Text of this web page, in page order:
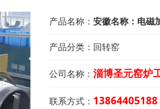
产品名称： 安徽名称：电磁
产品分类： 回转窑
公司名称： 淄博圣元窑炉
联系方式：